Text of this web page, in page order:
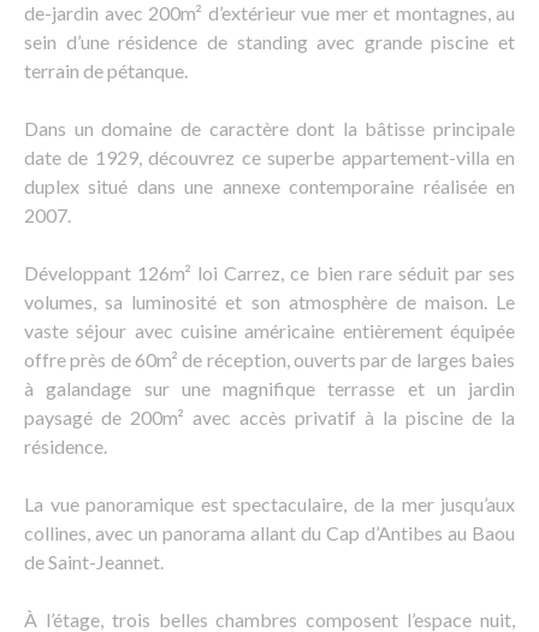
de-jardin avec 200m² d’extérieur vue mer et montagnes, au
sein d’une résidence de standing avec grande piscine et
terrain de pétanque.
Dans un domaine de caractère dont la bâtisse principale
date de 1929, découvrez ce superbe appartement-villa en
duplex situé dans une annexe contemporaine réalisée en
2007.
Développant 126m² loi Carrez, ce bien rare séduit par ses
volumes, sa luminosité et son atmosphère de maison. Le
vaste séjour avec cuisine américaine entièrement équipée
offre près de 60m² de réception, ouverts par de larges baies
à galandage sur une magnifique terrasse et un jardin
paysagé de 200m² avec accès privatif à la piscine de la
résidence.
La vue panoramique est spectaculaire, de la mer jusqu’aux
collines, avec un panorama allant du Cap d’Antibes au Baou
de Saint-Jeannet.
À l’étage, trois belles chambres composent l’espace nuit,